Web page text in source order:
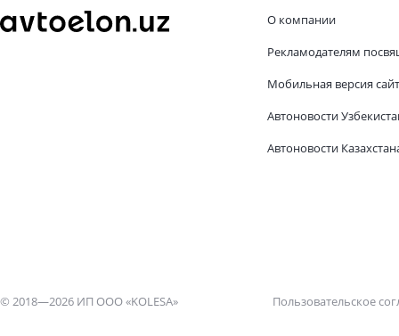
О компании
Рекламодателям
Мобильная версия
Автоновости
Автоновости
© 2018—2026 ИП ООО «KOLESA» Пользовательское